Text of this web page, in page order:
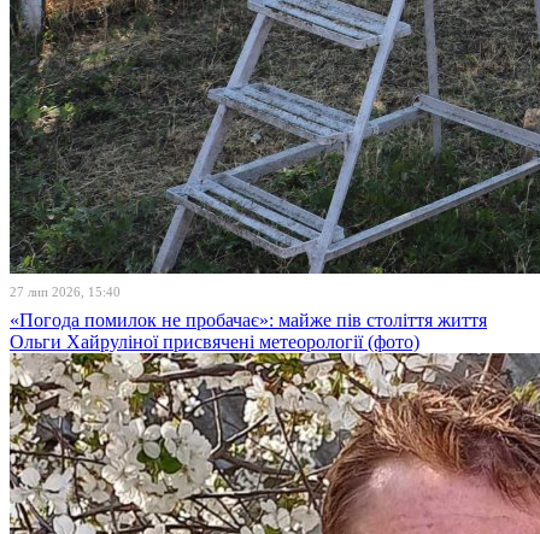
27 лип 2026, 15:40
«Погода помилок не пробачає»: майже пів століття життя
Ольги Хайруліної присвячені метеорології (фото)